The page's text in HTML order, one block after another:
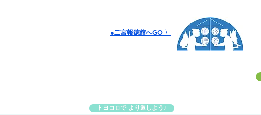
●二宮報徳館へGO 〉
トヨコロで より道しよう♪
トヨコロで より道しよう♪